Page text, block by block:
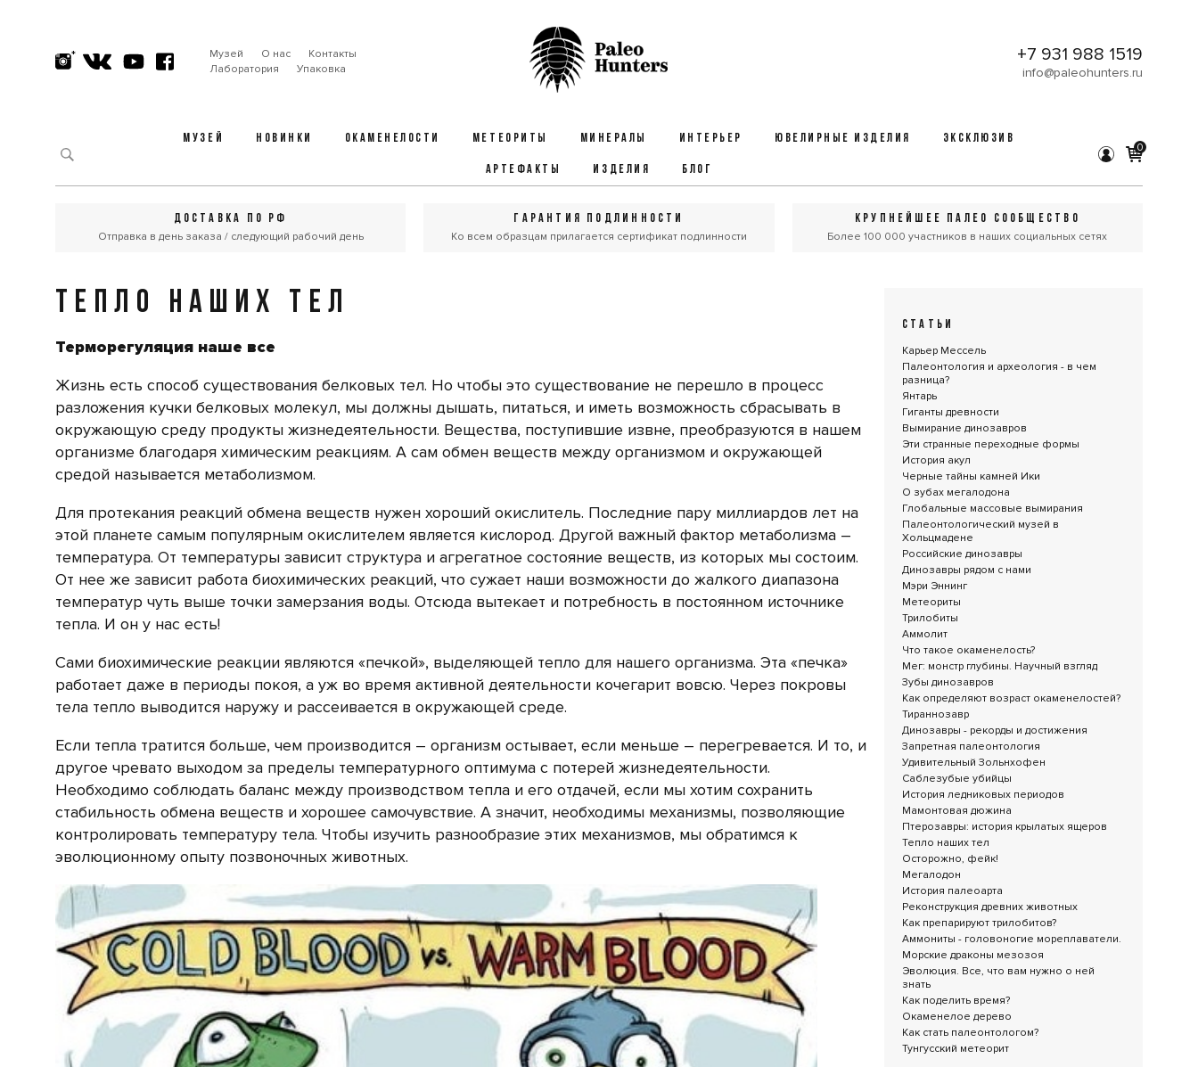
Музей О нас
Контакты
Лаборатория
Упаковка
+7 931 988 1519
info@paleohunters.ru
МУЗЕЙ НОВИНКИ ОКАМЕНЕЛОСТИ МЕТЕОРИТЫ МИНЕРАЛЫ ИНТЕРЬЕР ЮВЕЛИРНЫЕ ИЗДЕЛИЯ ЭКСКЛЮЗИВ
АРТЕФАКТЫ ИЗДЕЛИЯ БЛОГ
0
ДОСТАВКА ПО РФ
Отправка в день заказа / следующий рабочий день
ГАРАНТИЯ ПОДЛИННОСТИ
Ко всем образцам прилагается сертификат подлинности
КРУПНЕЙШЕЕ ПАЛЕО СООБЩЕСТВО
Более 100 000 участников в наших социальных сетях
ТЕПЛО НАШИХ ТЕЛ
Терморегуляция наше все
Жизнь есть способ существования белковых тел. Но чтобы это существование не перешло в процесс
разложения кучки белковых молекул, мы должны дышать, питаться, и иметь возможность сбрасывать в
окружающую среду продукты жизнедеятельности. Вещества, поступившие извне, преобразуются в нашем
организме благодаря химическим реакциям. А сам обмен веществ между организмом и окружающей
средой называется метаболизмом.
Для протекания реакций обмена веществ нужен хороший окислитель. Последние пару миллиардов лет на
этой планете самым популярным окислителем является кислород. Другой важный фактор метаболизма –
температура. От температуры зависит структура и агрегатное состояние веществ, из которых мы состоим.
От нее же зависит работа биохимических реакций, что сужает наши возможности до жалкого диапазона
температур чуть выше точки замерзания воды. Отсюда вытекает и потребность в постоянном источнике
тепла. И он у нас есть!
Сами биохимические реакции являются «печкой», выделяющей тепло для нашего организма. Эта «печка»
работает даже в периоды покоя, а уж во время активной деятельности кочегарит вовсю. Через покровы
тела тепло выводится наружу и рассеивается в окружающей среде.
Если тепла тратится больше, чем производится – организм остывает, если меньше – перегревается. И то, и
другое чревато выходом за пределы температурного оптимума с потерей жизнедеятельности.
Необходимо соблюдать баланс между производством тепла и его отдачей, если мы хотим сохранить
стабильность обмена веществ и хорошее самочувствие. А значит, необходимы механизмы, позволяющие
контролировать температуру тела. Чтобы изучить разнообразие этих механизмов, мы обратимся к
эволюционному опыту позвоночных животных.
СТАТЬИ
Карьер Мессель
Палеонтология и археология - в чем
разница?
Янтарь
Гиганты древности
Вымирание динозавров
Эти странные переходные формы
История акул
Черные тайны камней Ики
О зубах мегалодона
Глобальные массовые вымирания
Палеонтологический музей в
Хольцмадене
Российские динозавры
Динозавры рядом с нами
Мэри Эннинг
Метеориты
Трилобиты
Аммолит
Что такое окаменелость?
Мег: монстр глубины. Научный взгляд
Зубы динозавров
Как определяют возраст окаменелостей?
Тираннозавр
Динозавры - рекорды и достижения
Запретная палеонтология
Удивительный Зольнхофен
Саблезубые убийцы
История ледниковых периодов
Мамонтовая дюжина
Птерозавры: история крылатых ящеров
Тепло наших тел
Осторожно, фейк!
Мегалодон
История палеоарта
Реконструкция древних животных
Как препарируют трилобитов?
Аммониты - головоногие мореплаватели.
Морские драконы мезозоя
Эволюция. Все, что вам нужно о ней
знать
Как поделить время?
Окаменелое дерево
Как стать палеонтологом?
Тунгусский метеорит